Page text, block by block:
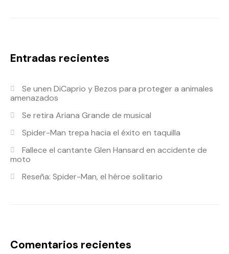
Entradas recientes
Se unen DiCaprio y Bezos para proteger a animales
amenazados
Se retira Ariana Grande de musical
Spider-Man trepa hacia el éxito en taquilla
Fallece el cantante Glen Hansard en accidente de
moto
Reseña: Spider-Man, el héroe solitario
Comentarios recientes